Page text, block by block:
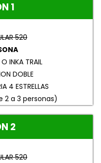
1
520
INKA TRAIL
DOBLE
4 ESTRELLAS
2 a 3 personas)
2
520